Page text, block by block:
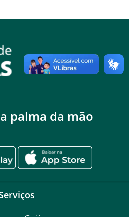
palma da mão